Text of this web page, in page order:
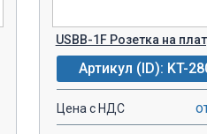
USBB-1F Розетка на
Артикул (ID): KT-
Цена с НДС